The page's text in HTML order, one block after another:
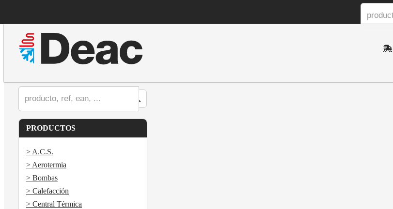
PRODUCTOS
> A.C.S.
> Aerotermia
> Bombas
> Calefacción
> Central Térmica